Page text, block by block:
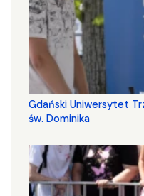
Gdański Uniwersytet
św. Dominika